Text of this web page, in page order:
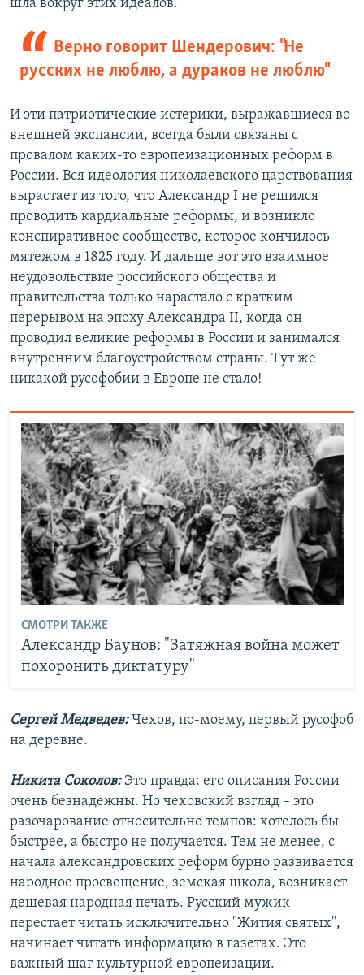
шла вокруг этих идеалов.
Верно говорит Шендерович: "Не
русских не люблю, а дураков не люблю"
И эти патриотические истерики, выражавшиеся во
внешней экспансии, всегда были связаны с
провалом каких-то европеизационных реформ в
России. Вся идеология николаевского царствования
вырастает из того, что Александр I не решился
проводить кардиальные реформы, и возникло
конспиративное сообщество, которое кончилось
мятежом в 1825 году. И дальше вот это взаимное
неудовольствие российского общества и
правительства только нарастало с кратким
перерывом на эпоху Александра II, когда он
проводил великие реформы в России и занимался
внутренним благоустройством страны. Тут же
никакой русофобии в Европе не стало!
СМОТРИ ТАКЖЕ
Александр Баунов: "Затяжная война может
похоронить диктатуру"
Сергей Медведев:Чехов, по-моему, первый русофоб
на деревне.
Никита Соколов: Это правда: его описания России
очень безнадежны. Но чеховский взгляд – это
разочарование относительно темпов: хотелось бы
быстрее, а быстро не получается. Тем не менее, с
начала александровских реформ бурно развивается
народное просвещение, земская школа, возникает
дешевая народная печать. Русский мужик
перестает читать исключительно "Жития святых",
начинает читать информацию в газетах. Это
важный шаг культурной европеизации.